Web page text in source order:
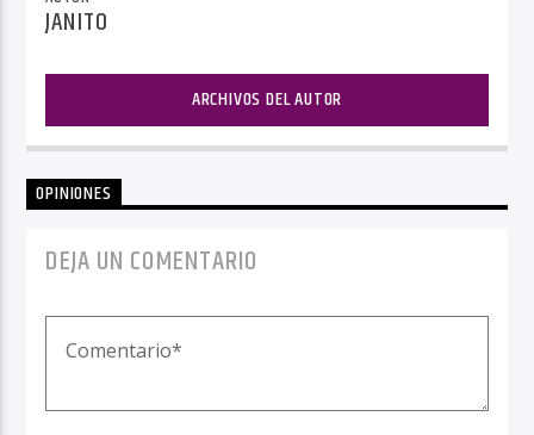
JANITO
ARCHIVOS DEL AUTOR
OPINIONES
DEJA UN COMENTARIO